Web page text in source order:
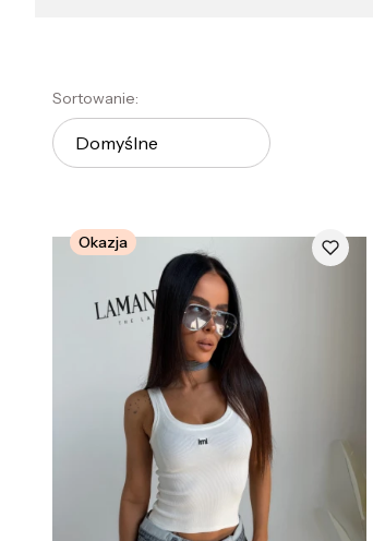
Lista produktów
Sortowanie:
Domyślne
Okazja